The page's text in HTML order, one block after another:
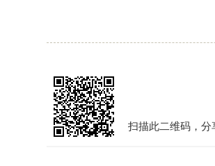
扫描此二维码，分